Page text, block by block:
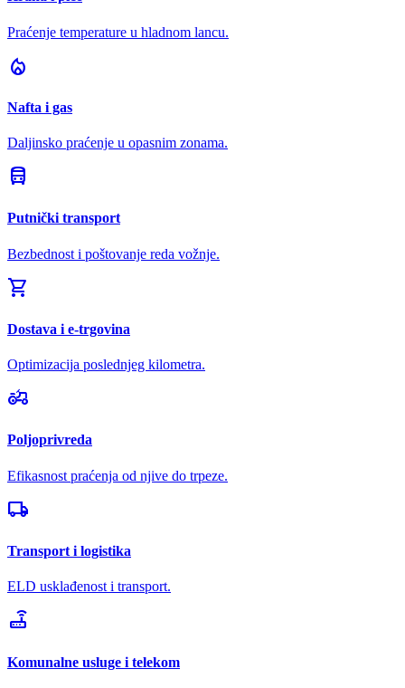
Praćenje temperature u hladnom lancu.
local_fire_department
Nafta i gas
Daljinsko praćenje u opasnim zonama.
directions_bus
Putnički transport
Bezbednost i poštovanje reda vožnje.
shopping_cart
Dostava i e-trgovina
Optimizacija poslednjeg kilometra.
agriculture
Poljoprivreda
Efikasnost praćenja od njive do trpeze.
local_shipping
Transport i logistika
ELD usklađenost i transport.
router
Komunalne usluge i telekom